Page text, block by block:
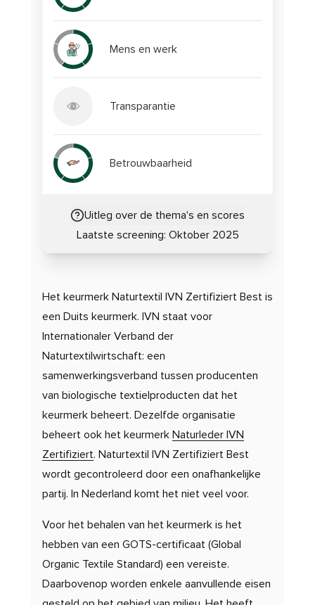
Mens en werk
Transparantie
Betrouwbaarheid
Uitleg over de thema's en scores
Laatste screening: Oktober 2025
Het keurmerk Naturtextil IVN Zertifiziert Best is
een Duits keurmerk. IVN staat voor
Internationaler Verband der
Naturtextilwirtschaft: een
samenwerkingsverband tussen producenten
van biologische textielproducten dat het
keurmerk beheert. Dezelfde organisatie
beheert ook het keurmerk Naturleder IVN
Zertifiziert. Naturtextil IVN Zertifiziert Best
wordt gecontroleerd door een onafhankelijke
partij. In Nederland komt het niet veel voor.
Voor het behalen van het keurmerk is het
hebben van een GOTS-certificaat (Global
Organic Textile Standard) een vereiste.
Daarbovenop worden enkele aanvullende eisen